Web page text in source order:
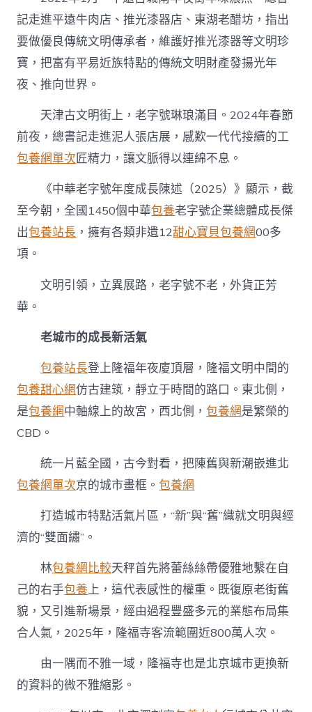
記走進平遠牛肉店、推光漆器店、東湖老醋坊，指出
要做優良傳統文明傳承者，維護好推光漆器等文明珍
寶，把富有平易近族特點的傳統文明財產發揚光年
夜、推向世界。
天津古文明街上，老字號琳琅滿目。2024年春節
前夜，總書記走進泥人張店展，感歎一代代接續的工
包養網單次匠精力，讓文脈得以連綿不息。
《中華老字號年度成長陳述（2025）》顯示，截
至今朝，全國1450個中華包養老字號企業總體成長傑
出包養站長 ，擁有各類非遺12甜心寶貝包養網00多
項。
文明引領，立異展路，老字號不老，外貨正芳
華。
老城市的成長新活氣
包養站長登上隆福年夜廈頂層，隆福文明中間的
包養甜心網仿古建筑，靜立于時間的路口。東北側，
是包養網中軸線上的故宮，西北側，包養網是繁榮的
CBD。
統一片藍全國，古今對看，把陳舊與新潮嵌進北
包養網單次京的城市畫框。包養網
打造城市特點活氣片區，“新”與“舊”織就文明與經
濟的“雙面繡”。
林包養網比較天秤首先將蕾絲絲帶優雅地繫在自
己的右手包養上，這代表感性的權重。既復原老街舊
貌，又引進新場景，經由過程豐盛多元的業態布局集
合人氣，2025年，隆福寺客流範圍近800萬人次。
由一隅而不雅一域，隆福寺也是北京城市更換新
的資料的微不雅縮影。